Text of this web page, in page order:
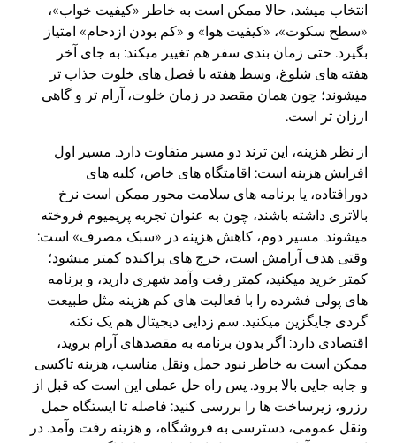
انتخاب میشد، حالا ممکن است به خاطر «کیفیت خواب»،
«سطح سکوت»، «کیفیت هوا» و «کم بودن ازدحام» امتیاز
بگیرد. حتی زمان بندی سفر هم تغییر میکند: به جای آخر
هفته های شلوغ، وسط هفته یا فصل های خلوت جذاب تر
میشوند؛ چون همان مقصد در زمان خلوت، آرام تر و گاهی
ارزان تر است.
از نظر هزینه، این ترند دو مسیر متفاوت دارد. مسیر اول
افزایش هزینه است: اقامتگاه های خاص، کلبه های
دورافتاده، یا برنامه های سلامت محور ممکن است نرخ
بالاتری داشته باشند، چون به عنوان تجربه پریمیوم فروخته
میشوند. مسیر دوم، کاهش هزینه در «سبک مصرف» است:
وقتی هدف آرامش است، خرج های پراکنده کمتر میشود؛
کمتر خرید میکنید، کمتر رفت وآمد شهری دارید، و برنامه
های پولی فشرده را با فعالیت های کم هزینه مثل طبیعت
گردی جایگزین میکنید. سم زدایی دیجیتال هم یک نکته
اقتصادی دارد: اگر بدون برنامه به مقصدهای آرام بروید،
ممکن است به خاطر نبود حمل ونقل مناسب، هزینه تاکسی
و جابه جایی بالا برود. پس راه حل عملی این است که قبل از
رزرو، زیرساخت ها را بررسی کنید: فاصله تا ایستگاه حمل
ونقل عمومی، دسترسی به فروشگاه، و هزینه رفت وآمد. در